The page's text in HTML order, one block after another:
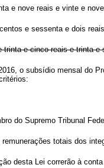
e nove reais e vinte e
e sessenta e dois
e cinco reais e trinta
o subsídio mensal do
do Supremo Tribunal
totais dos
desta Lei correrão à